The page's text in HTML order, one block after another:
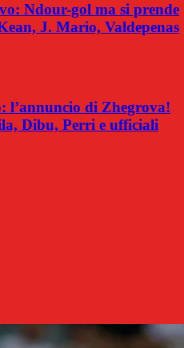
Ndour-gol ma si prende
J. Mario, Valdepenas
l’annuncio di Zhegrova!
Dibu, Perri e ufficiali